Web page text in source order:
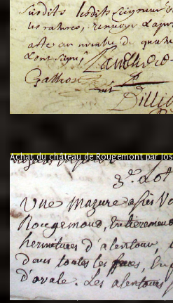
Achat du château de Rougemont par
"l'an mil six cent soixante treze le
nommé fut présent Messire Claude
vend, purement simplement et
et chavannes conseiller du roy au
que le dit seigneur Baron de la
de la Velliere tout ainsi et comme le
présent......"
suivent les rentes, donation des